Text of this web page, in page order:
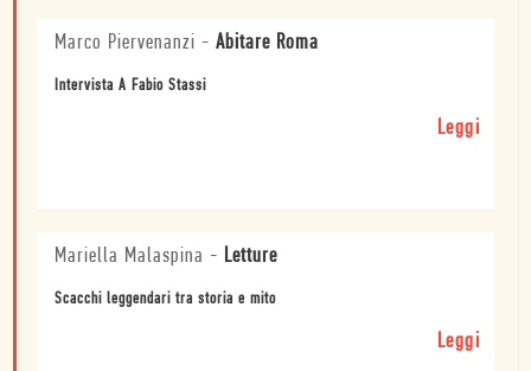
Marco Piervenanzi - Abitare Roma
Intervista A Fabio Stassi
Leggi
Mariella Malaspina - Letture
Scacchi leggendari tra storia e mito
Leggi